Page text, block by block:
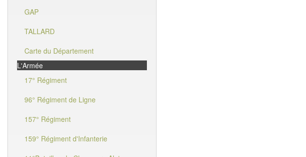
GAP
TALLARD
Carte du Département
L'Armée
17° Régiment
96° Régiment de Ligne
157° Régiment
159° Régiment d'Infanterie